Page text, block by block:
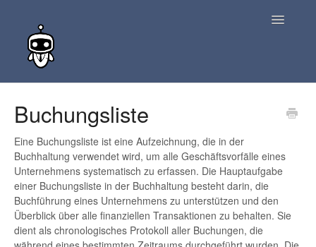
Toggle
Buchungsliste
Eine Buchungsliste ist eine Aufzeichnung, die in der
Buchhaltung verwendet wird, um alle Geschäftsvorfälle eines
Unternehmens systematisch zu erfassen. Die Hauptaufgabe
einer Buchungsliste in der Buchhaltung besteht darin, die
Buchführung eines Unternehmens zu unterstützen und den
Überblick über alle finanziellen Transaktionen zu behalten. Sie
dient als chronologisches Protokoll aller Buchungen, die